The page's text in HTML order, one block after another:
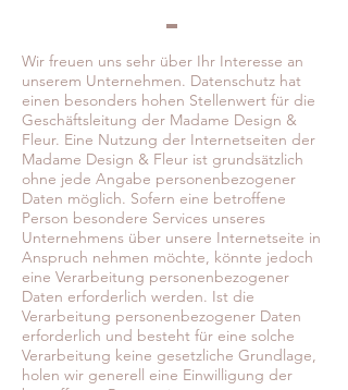
Wir freuen uns sehr über Ihr Interesse an
unserem Unternehmen. Datenschutz hat
einen besonders hohen Stellenwert für die
Geschäftsleitung der Madame Design &
Fleur. Eine Nutzung der Internetseiten der
Madame Design & Fleur ist grundsätzlich
ohne jede Angabe personenbezogener
Daten möglich. Sofern eine betroffene
Person besondere Services unseres
Unternehmens über unsere Internetseite in
Anspruch nehmen möchte, könnte jedoch
eine Verarbeitung personenbezogener
Daten erforderlich werden. Ist die
Verarbeitung personenbezogener Daten
erforderlich und besteht für eine solche
Verarbeitung keine gesetzliche Grundlage,
holen wir generell eine Einwilligung der